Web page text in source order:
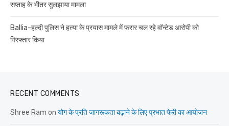
सप्ताह के भीतर सुलझाया मामला
Ballia-हल्दी पुलिस ने हत्या के प्रयास मामले में फरार चल रहे वॉन्टेड आरोपी को
गिरफ्तार किया
RECENT COMMENTS
Shree Ram on योग के प्रति जागरूकता बढ़ाने के लिए प्रभात फेरी का आयोजन